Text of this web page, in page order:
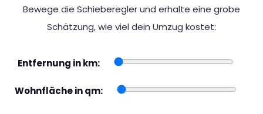
Bewege die Schieberegler und erhalte eine grobe
Schätzung, wie viel dein Umzug kostet:
Entfernung in km:
Wohnfläche in qm: